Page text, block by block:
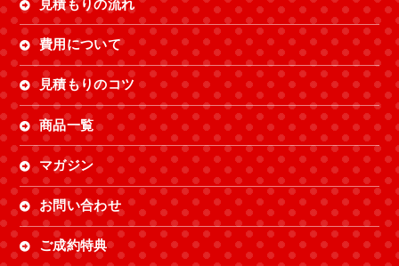
見積もりの流れ
費用について
見積もりのコツ
商品一覧
マガジン
お問い合わせ
ご成約特典